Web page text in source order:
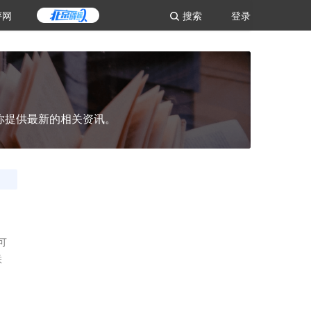
登录
搜索
供最新的相关资讯。